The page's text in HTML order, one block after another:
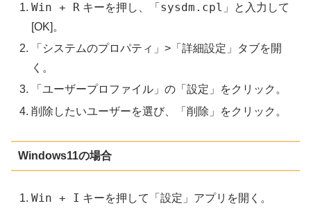
Win + R キーを押し、「 sysdm.cpl 」と入力して
[OK]。
「システムのプロパティ」>「詳細設定」タブを開
く。
「ユーザープロファイル」の「設定」をクリック。
削除したいユーザーを選び、「削除」をクリック。
Windows11の場合
Win + I キーを押して「設定」アプリを開く。